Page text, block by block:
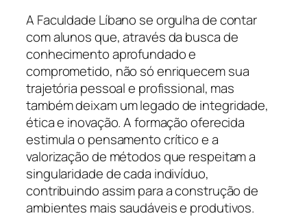
A Faculdade Líbano se orgulha de contar
com alunos que, através da busca de
conhecimento aprofundado e
comprometido, não só enriquecem sua
trajetória pessoal e profissional, mas
também deixam um legado de integridade,
ética e inovação. A formação oferecida
estimula o pensamento crítico e a
valorização de métodos que respeitam a
singularidade de cada indivíduo,
contribuindo assim para a construção de
ambientes mais saudáveis e produtivos.